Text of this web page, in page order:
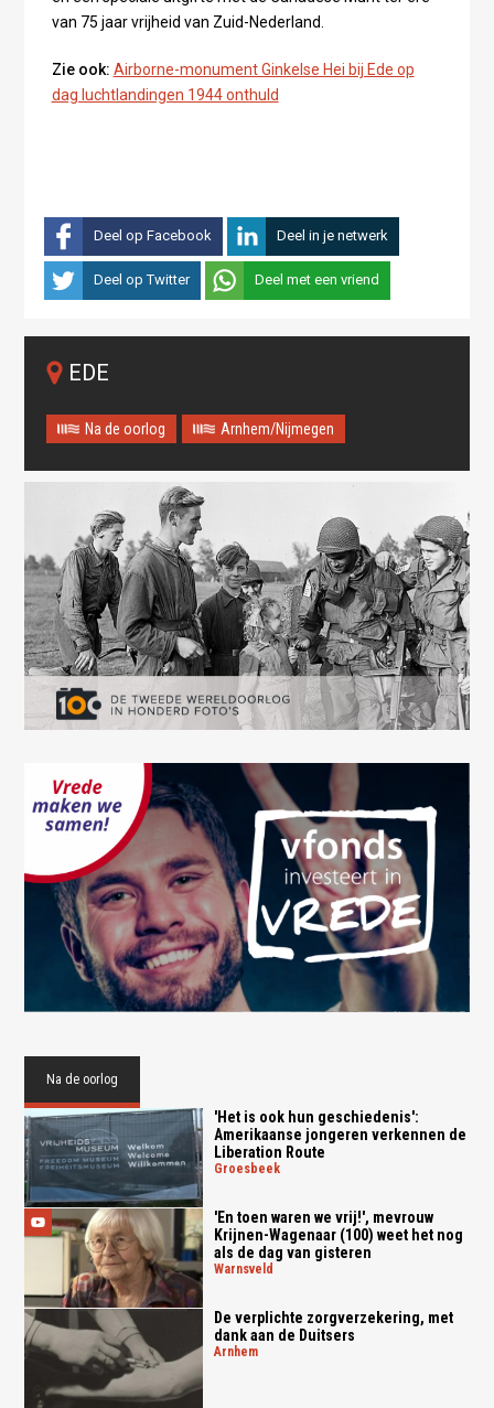
van 75 jaar vrijheid van Zuid-Nederland.
Zie ook: Airborne-monument Ginkelse Hei bij Ede op
dag luchtlandingen 1944 onthuld
Deel op Facebook Deel in je netwerk
Deel op Twitter Deel met een vriend
EDE
Na de oorlog Arnhem/Nijmegen
Na de oorlog
'Het is ook hun geschiedenis':
Amerikaanse jongeren verkennen de
Liberation Route
groesbeek
'En toen waren we vrij!', mevrouw
Krijnen-Wagenaar (100) weet het nog
als de dag van gisteren
warnsveld
De verplichte zorgverzekering, met
dank aan de Duitsers
arnhem